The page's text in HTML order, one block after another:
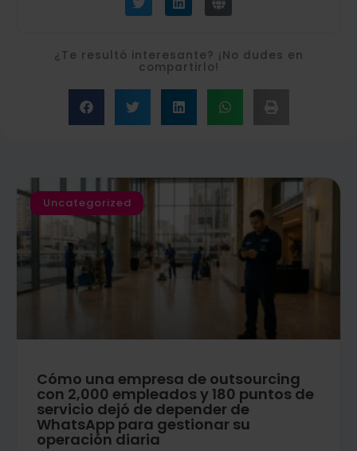
i
e
r
n
d
i
o
¿Te resultó interesante? ¡No dudes en
compartirlo!
Uncategorized
Cómo una empresa de outsourcing
con 2,000 empleados y 180 puntos de
servicio dejó de depender de
WhatsApp para gestionar su
operación diaria